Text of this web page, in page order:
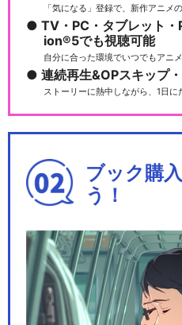
「気になる」登録で、新作アニメ
TV・PC・タブレット
ion®5でも視聴可能
自分に合った環境でいつでもアニ
連続再生&OPスキップ
ストーリーに熱中しながら、1日
ブック購
う！